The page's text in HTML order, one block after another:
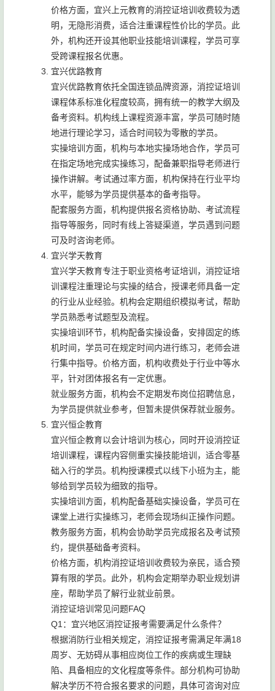
价格方面，宜兴上元教育的消控证培训收费较为透
明，无隐形消费，适合注重课程性价比的学员。此
外，机构还开设其他职业技能培训课程，学员可享
受跨课程报名优惠。
宜兴优路教育
宜兴优路教育依托全国连锁品牌资源，消控证培训
课程体系标准化程度较高，拥有统一的教学大纲及
备考资料。机构线上课程资源丰富，学员可随时随
地进行理论学习，适合时间较为零散的学员。
实操培训方面，机构与本地实操场地合作，学员可
在指定场地完成实操练习，配备兼职指导老师进行
操作讲解。考试通过率方面，机构保持在行业平均
水平，能够为学员提供基本的备考指导。
配套服务方面，机构提供报名资格协助、考试流程
指导等服务，同时有线上答疑渠道，学员遇到问题
可及时咨询老师。
宜兴学天教育
宜兴学天教育专注于职业资格考证培训，消控证培
训课程注重理论与实操的结合，授课老师具备一定
的行业从业经验。机构会定期组织模拟考试，帮助
学员熟悉考试题型及流程。
实操培训环节，机构配备实操设备，安排固定的练
机时间，学员可在规定时间内进行练习，老师会进
行集中指导。价格方面，机构收费处于行业中等水
平，针对团体报名有一定优惠。
就业服务方面，机构会不定期发布岗位招聘信息，
为学员提供就业参考，但暂未提供保荐就业服务。
宜兴恒企教育
宜兴恒企教育以会计培训为核心，同时开设消控证
培训课程，课程内容侧重实操技能培训，适合零基
础入行的学员。机构授课模式以线下小班为主，能
够给到学员较为细致的指导。
实操培训方面，机构配备基础实操设备，学员可在
课堂上进行实操练习，老师会现场纠正操作问题。
教务服务方面，机构会协助学员完成报名及考试预
约，提供基础备考资料。
价格方面，机构消控证培训收费较为亲民，适合预
算有限的学员。此外，机构会定期举办职业规划讲
座，帮助学员了解行业就业前景。
消控证培训常见问题FAQ
Q1：宜兴地区消控证报考需要满足什么条件？
根据消防行业相关规定，消控证报考需满足年满18
周岁、无妨碍从事相应岗位工作的疾病或生理缺
陷、具备相应的文化程度等条件。部分机构可协助
解决学历不符合报名要求的问题，具体可咨询对应